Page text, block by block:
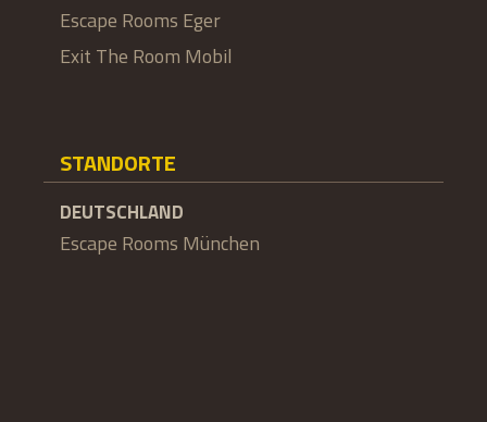
Escape Rooms Eger
Exit The Room Mobil
STANDORTE
DEUTSCHLAND
Escape Rooms München